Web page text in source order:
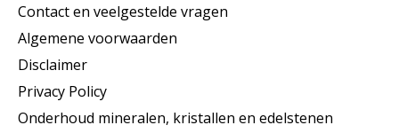
Contact en veelgestelde vragen
Algemene voorwaarden
Disclaimer
Privacy Policy
Onderhoud mineralen, kristallen en edelstenen